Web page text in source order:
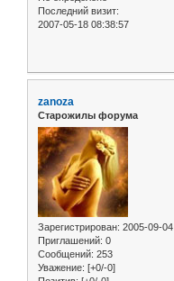
Последний визит:
2007-05-18 08:38:57
zanoza
Старожилы форума
Зарегистрирован: 2005-09-04
Приглашений: 0
Сообщений: 253
Уважение: [+0/-0]